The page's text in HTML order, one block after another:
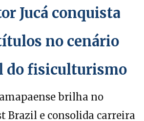
Jucá conquista
no cenário
do fisiculturismo
brilha no
Brazil e consolida carreira